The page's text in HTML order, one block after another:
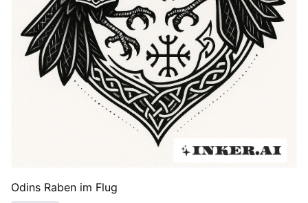
Odins Raben im Flug